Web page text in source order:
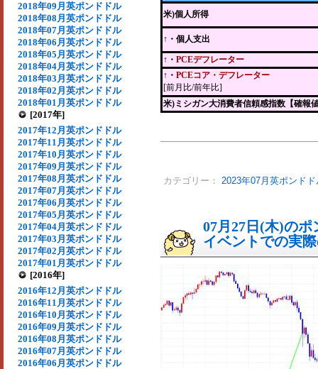
2018年09月英ポンドドル
2018年08月英ポンドドル
2018年07月英ポンドドル
2018年06月英ポンドドル
2018年05月英ポンドドル
2018年04月英ポンドドル
2018年03月英ポンドドル
2018年02月英ポンドドル
2018年01月英ポンドドル
[2017年]
2017年12月英ポンドドル
2017年11月英ポンドドル
2017年10月英ポンドドル
2017年09月英ポンドドル
2017年08月英ポンドドル
2017年07月英ポンドドル
2017年06月英ポンドドル
2017年05月英ポンドドル
2017年04月英ポンドドル
2017年03月英ポンドドル
2017年02月英ポンドドル
2017年01月英ポンドドル
[2016年]
2016年12月英ポンドドル
2016年11月英ポンドドル
2016年10月英ポンドドル
2016年09月英ポンドドル
2016年08月英ポンドドル
2016年07月英ポンドドル
2016年06月英ポンドドル
米)個人所得
↑・個人支出
↑・ PCEデフレーター
↑・ PCEコア・デフレーター
[前月比/前年比]
米)ミシガン大消費者信頼感指数【確報
カテゴリー： 2023年07月英ポンドド
07月27日(木)の
イベントでの実